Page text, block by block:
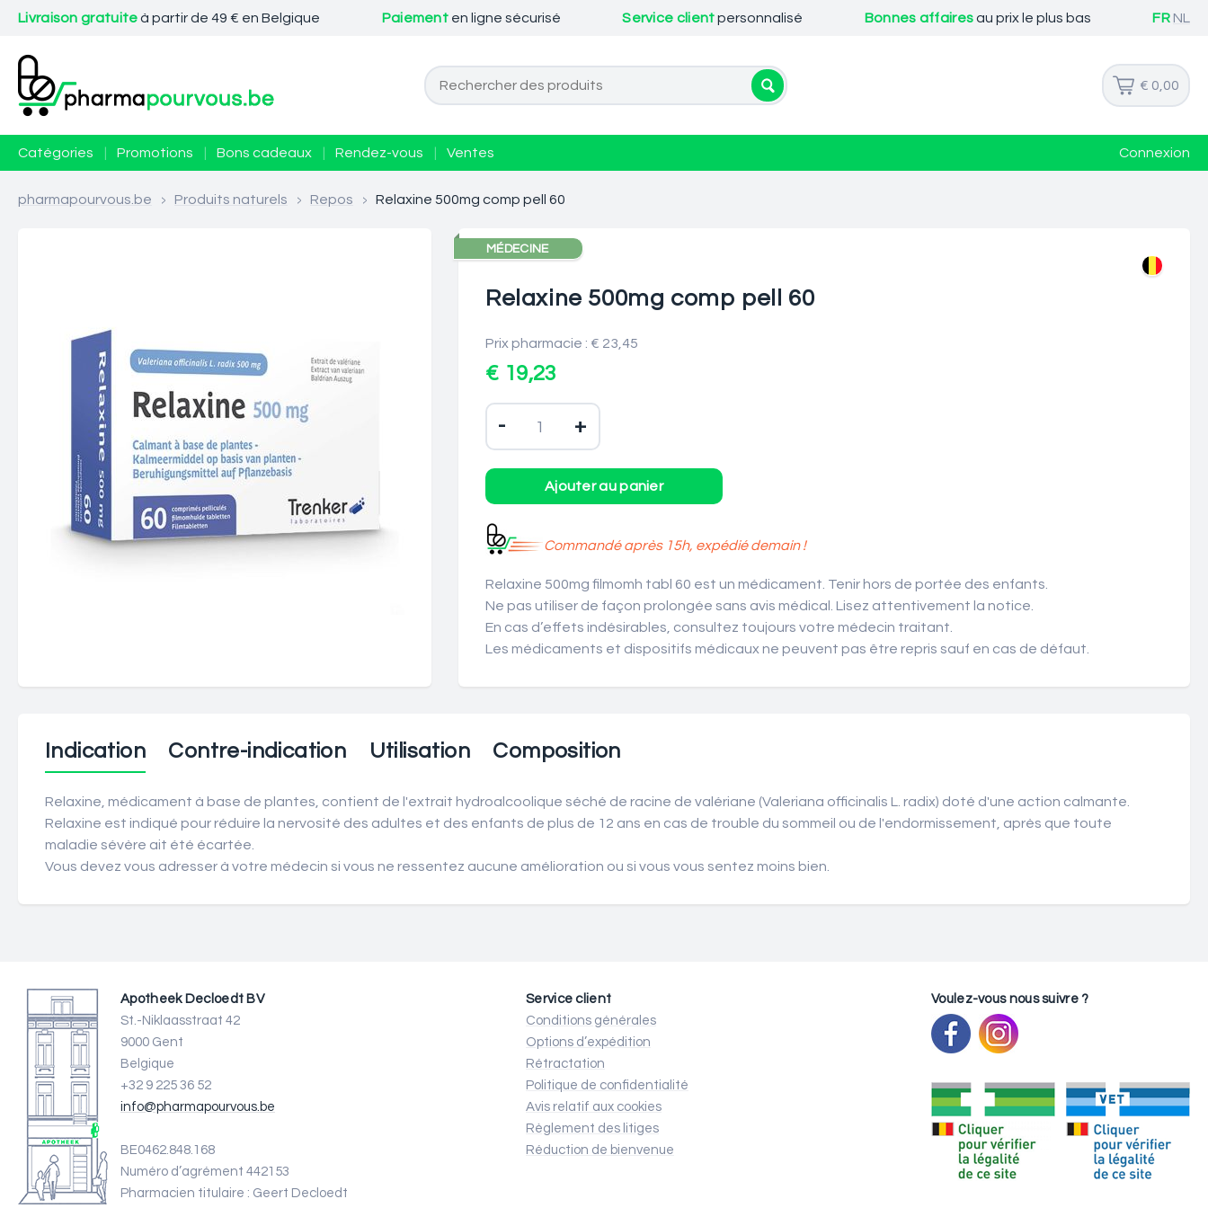
Livraison gratuiteà partir de 49 € en Belgique Paiement en ligne sécurisé Service clientpersonnalisé Bonnes affairesau prix le plus bas FR NL
€ 0,00
Catégories Promotions Bons cadeaux Rendez-vous Ventes Connexion
pharmapourvous.be > Produits naturels > Repos > Relaxine 500mg comp pell 60
MÉDECINE
Relaxine 500mg comp pell 60
Prix pharmacie : € 23,45
€ 19,23
- +
Commandé après 15h, expédié demain !
Relaxine 500mg filmomh tabl 60 est un médicament. Tenir hors de portée des enfants.
Ne pas utiliser de façon prolongée sans avis médical. Lisez attentivement la notice.
En cas d’effets indésirables, consultez toujours votre médecin traitant.
Les médicaments et dispositifs médicaux ne peuvent pas être repris sauf en cas de défaut.
Indication Contre-indication Utilisation Composition
Relaxine, médicament à base de plantes, contient de l'extrait hydroalcoolique séché de racine de valériane (Valeriana officinalis L. radix) doté d'une action calmante.
Relaxine est indiqué pour réduire la nervosité des adultes et des enfants de plus de 12 ans en cas de trouble du sommeil ou de l'endormissement, après que toute
maladie sévère ait été écartée.
Vous devez vous adresser à votre médecin si vous ne ressentez aucune amélioration ou si vous vous sentez moins bien.
Apotheek Decloedt BV
St.-Niklaasstraat 42
9000 Gent
Belgique
+32 9 225 36 52
info@pharmapourvous.be
BE0462.848.168
Numéro d’agrément 442153
Pharmacien titulaire : Geert Decloedt
Service client
Conditions générales
Options d’expédition
Rétractation
Politique de confidentialité
Avis relatif aux cookies
Règlement des litiges
Réduction de bienvenue
Voulez-vous nous suivre ?